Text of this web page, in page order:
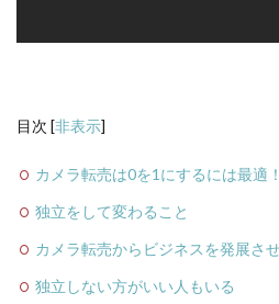
目次 [非表示]
カメラ転売は0を1にするには最適！
独立をして変わること
カメラ転売からビジネスを発展さ
独立しない方がいい人もいる